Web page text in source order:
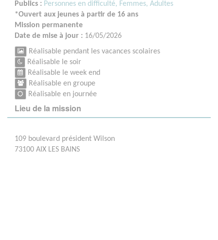
Publics : Personnes en difficulté, Femmes, Adultes
*Ouvert aux jeunes à partir de 16 ans
Mission permanente
Date de mise à jour : 16/05/2026
Réalisable pendant les vacances scolaires
Réalisable le soir
Réalisable le week end
Réalisable en groupe
Réalisable en journée
Lieu de la mission
109 boulevard président Wilson
73100 AIX LES BAINS